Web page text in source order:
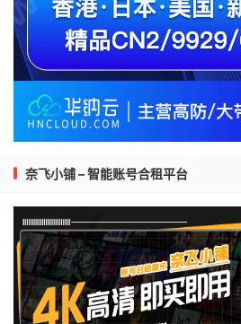
奈飞小铺 – 智能账号合租平台